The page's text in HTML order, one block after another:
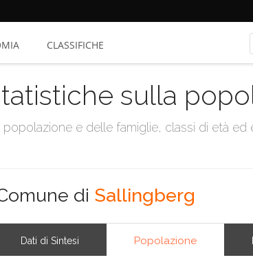
CLASSIFICHE
sulla
e delle famiglie, classi di età ed
di Sallingberg
Dati di Sintesi Popolazione